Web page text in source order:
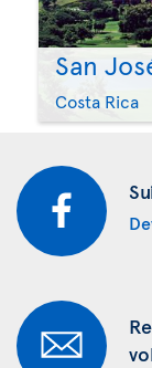
San
Costa Rica